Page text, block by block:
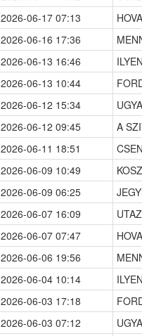
2026-06-17 07:13
2026-06-16 17:36
2026-06-13 16:46
2026-06-13 10:44
2026-06-12 15:34
2026-06-12 09:45
A
2026-06-11 18:51
2026-06-09 10:49
2026-06-09 06:25
2026-06-07 16:09
2026-06-07 07:47
2026-06-06 19:56
2026-06-04 10:14
2026-06-03 17:18
2026-06-03 07:12